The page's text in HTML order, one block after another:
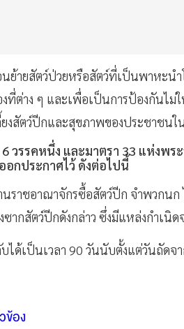
ย้ายสัตว์ป่วยหรือสัตว์ที่เป็นพาหะน
ที่ต่าง ๆ และเพื่อเป็นการป้องกันไม่
ยงสัตว์ปีกและสุขภาพของประชาชนใ
วรรคหนึ่ง และมาตรา 33 แห่งพ
กประกาศไว้ ดังต่อไปนี้
ราชอาณาจักรซื้อสัตว์ปีก จำพวกน
ากสัตว์ปีกดังกล่าว ซึ่งมีแหล่งกำเนิ
ด้เป็นเวลา 90 วันนับตั้งแต่วันถัดจ
ข้อง